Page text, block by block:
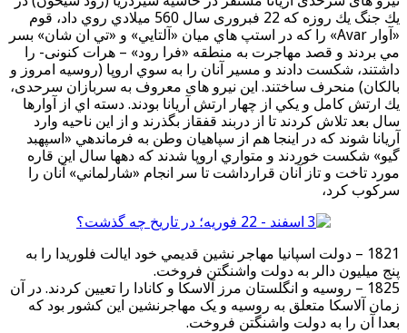
يك جنگ يك روزه كه 22 فبروری سال 560 ميلادي روي داد، قوم
«آوار Avar» را كه در استپ هاي ميان «آلتايي» و «تي ان شان» بسر
مي بردند و قصد مهاجرت به منطقه «فرا رود» – هرات کنونی- را
داشتند، شكست دادند و مسير آنان را به سوي اروپا (روسيه امروز و
بالكان) منحرف ساختند. اين نیرو های معروف به سربازان سرحدی،
يك ارتش كامل و يكي از چهار ارتش آریانا بودند. دسته اي از آوارها
سال بعد تلاش كردند تا از دربند قفقاز بگذرند و از اين ناحيه وارد
آریانا شوند كه در اينجا هم از سپاهيان وطن به فرماندهي «اسپهبد
گيو» شكست خوردند و متواري اروپا شدند كه دهها سال اين قاره
مورد تاخت و تاز آنان قرارداشت تا سر انجام «شارلماني» آنان را
سركوب كرد،
1821 – دولت اسپانيا مهاجر نشين قديمي خود ايالت فلوريدا را به
پنج ميليون دالر به دولت واشنگتن فروخت.
1825 – روسيه و انگلستان مرز آلاسکا و كانادا را تعيين كردند. در آن
زمان آلاسكا متعلق به روسيه و يک مهاجرنشين اين کشور بود كه
بعدا آن را به دولت واشنگتن فروخت.